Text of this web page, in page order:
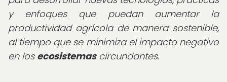
y enfoques que puedan aumentar la
productividad agrícola de manera sostenible,
al tiempo que se minimiza el impacto negativo
en los ecosistemascircundantes.